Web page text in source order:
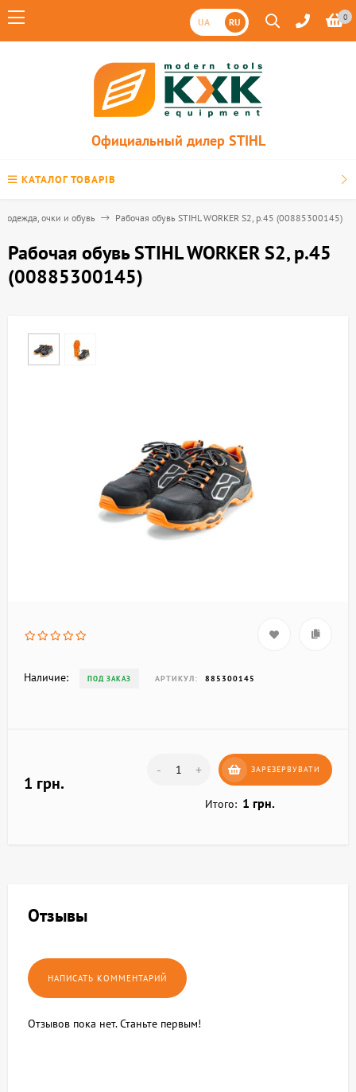
UA RU 0
Официальный дилер STIHL
КАТАЛОГ ТОВАРІВ
одежда, очки и обувь Рабочая обувь STIHL WORKER S2, р.45 (00885300145)
Рабочая обувь STIHL WORKER S2, р.45
(00885300145)
Наличие: ПОД ЗАКАЗ АРТИКУЛ: 885300145
1 грн.
- + ЗАРЕЗЕРВУВАТИ
Итого: 1 грн.
Отзывы
Отзывов пока нет. Станьте первым!